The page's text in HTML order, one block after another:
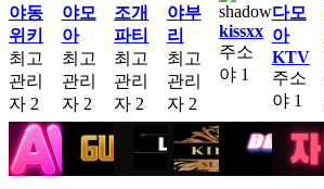
야동
위키
최고
관리
자 2
야모
아
최고
관리
자 2
조개
파티
최고
관리
자 2
야부
리
최고
관리
자 2
kissxx
주소
야 1
다모
아
KTV
주소
야 1